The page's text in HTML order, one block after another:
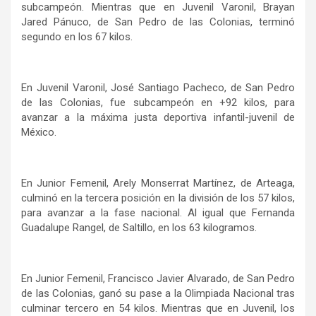
subcampeón. Mientras que en Juvenil Varonil, Brayan
Jared Pánuco, de San Pedro de las Colonias, terminó
segundo en los 67 kilos.
En Juvenil Varonil, José Santiago Pacheco, de San Pedro
de las Colonias, fue subcampeón en +92 kilos, para
avanzar a la máxima justa deportiva infantil-juvenil de
México.
En Junior Femenil, Arely Monserrat Martínez, de Arteaga,
culminó en la tercera posición en la división de los 57 kilos,
para avanzar a la fase nacional. Al igual que Fernanda
Guadalupe Rangel, de Saltillo, en los 63 kilogramos.
En Junior Femenil, Francisco Javier Alvarado, de San Pedro
de las Colonias, ganó su pase a la Olimpiada Nacional tras
culminar tercero en 54 kilos. Mientras que en Juvenil, los